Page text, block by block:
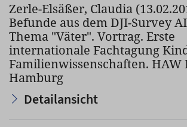
Zerle-Elsäßer, Claudia
Befunde aus dem DJI-Survey
Thema "Väter". Vortrag. Erste
internationale Fachtagung
Familienwissenschaften. HAW
Hamburg
Detailansicht